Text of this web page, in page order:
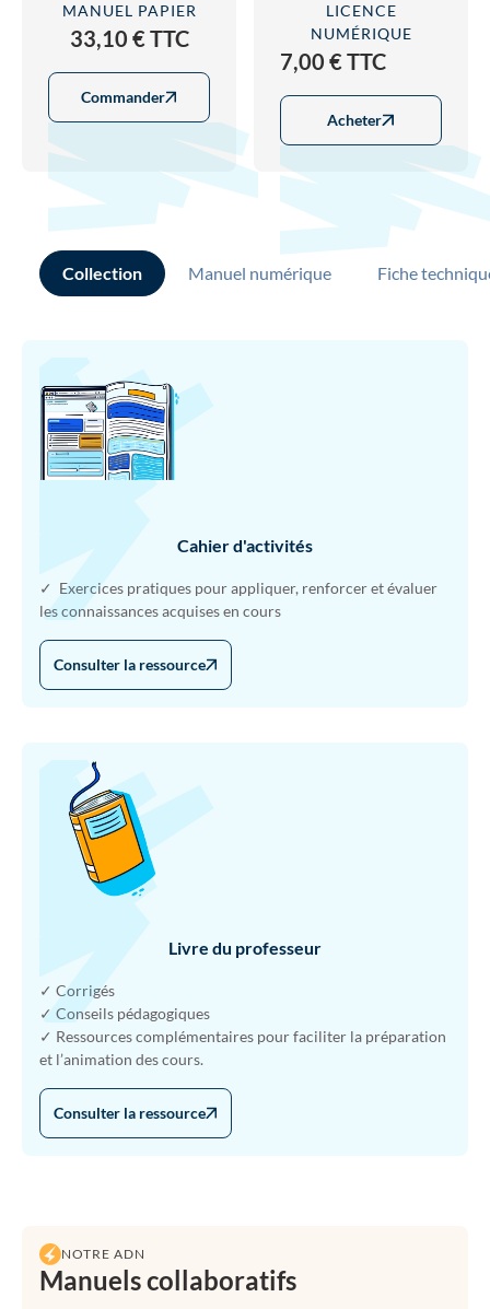
MANUEL PAPIER
33,10 € TTC
Commander
LICENCE
NUMÉRIQUE
7,00 € TTC
Acheter
Collection Manuel numérique Fiche
Cahier d'activités
✓ Exercices pratiques pour appliquer, renforcer et évaluer
les connaissances acquises en cours
Consulter la ressource
Livre du professeur
✓ Corrigés
✓ Conseils pédagogiques
✓ Ressources complémentaires pour faciliter la préparation
et l’animation des cours.
Consulter la ressource
NOTRE ADN
Manuels collaboratifs